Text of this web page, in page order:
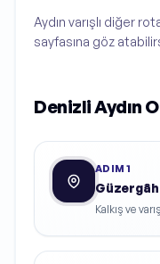
Aydın varışlı diğer
sayfasına göz
Denizli Aydın
ADIM1
Kalkış ve